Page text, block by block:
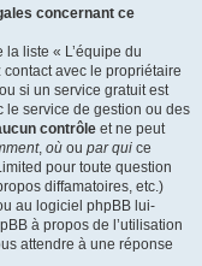
concernant ce
liste « L’équipe du
avec le propriétaire
si un service gratuit est
le service de gestion ou des
contrôle et ne peut
, où ou par qui ce
pour toute question
diffamatoires, etc.)
au logiciel phpBB lui-
à propos de l’utilisation
attendre à une réponse